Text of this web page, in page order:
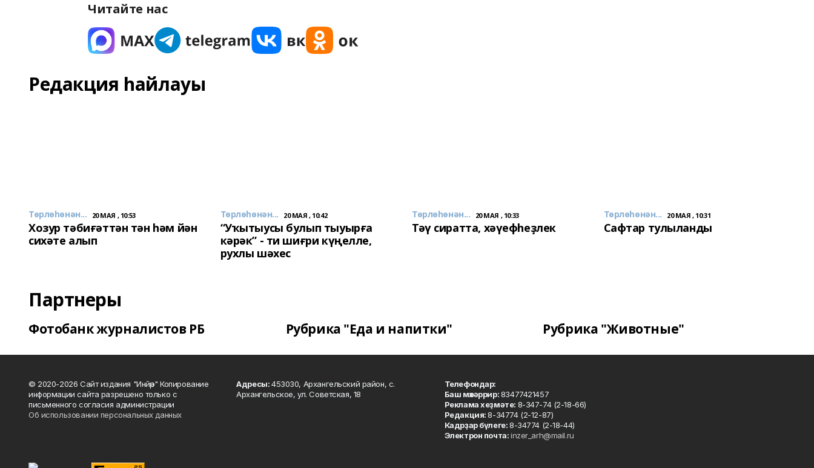
Читайте нас
Редакция һайлауы
Төрлөһөнән... 20 МАЯ , 10:53
Хозур тәбиғәттән тән һәм йән
сихәте алып
Төрлөһөнән... 20 МАЯ , 10:42
“Уҡытыусы булып тыуырға
кәрәк” - ти шиғри күңелле,
рухлы шәхес
Төрлөһөнән... 20 МАЯ , 10:33
Тәү сиратта, хәүефһеҙлек
Төрлөһөнән... 20 МАЯ , 10:31
Сафтар тулыланды
Партнеры
Фотобанк журналистов РБ Рубрика "Еда и напитки" Рубрика "Животные"
© 2020-2026 Сайт издания "Инйәр" Копирование
информации сайта разрешено только с
письменного согласия администрации
Об использовании персональных данных
Адресы:453030, Архангельский район, с.
Архангельское, ул. Советская, 18
Телефондар:
Баш мөхәррир:83477421457
Реклама хеҙмәте: 8-347-74 (2-18-66)
Редакция:8-34774 (2-12-87)
Кадрҙар бүлеге:8-34774 (2-18-44)
Электрон почта:inzer_arh@mail.ru